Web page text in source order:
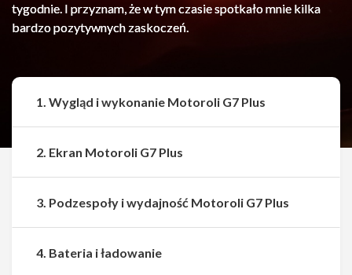
tygodnie. I przyznam, że w tym czasie spotkało mnie kilka
bardzo pozytywnych zaskoczeń.
1. Wygląd i wykonanie Motoroli G7 Plus
2. Ekran Motoroli G7 Plus
3. Podzespoły i wydajność Motoroli G7 Plus
4. Bateria i ładowanie